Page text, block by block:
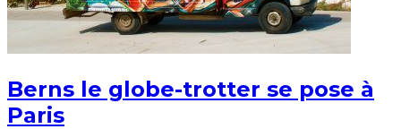
Berns le globe-trotter se pose à
Paris